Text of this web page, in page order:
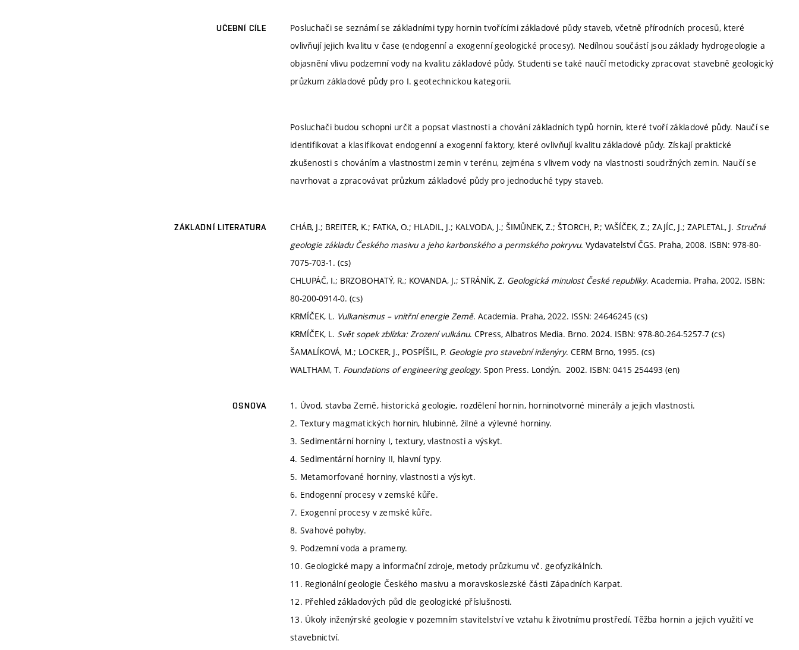
UČEBNÍ CÍLE
Posluchači se seznámí se základními typy hornin tvořícími základové půdy staveb, včetně přírodních procesů, které
ovlivňují jejich kvalitu v čase (endogenní a exogenní geologické procesy). Nedílnou součástí jsou základy hydrogeologie a
objasnění vlivu podzemní vody na kvalitu základové půdy. Studenti se také naučí metodicky zpracovat stavebně geologický
průzkum základové půdy pro I. geotechnickou kategorii.
Posluchači budou schopni určit a popsat vlastnosti a chování základních typů hornin, které tvoří základové půdy. Naučí se
identifikovat a klasifikovat endogenní a exogenní faktory, které ovlivňují kvalitu základové půdy. Získají praktické
zkušenosti s chováním a vlastnostmi zemin v terénu, zejména s vlivem vody na vlastnosti soudržných zemin. Naučí se
navrhovat a zpracovávat průzkum základové půdy pro jednoduché typy staveb.
ZÁKLADNÍ LITERATURA CHÁB, J.; BREITER, K.; FATKA, O.; HLADIL, J.; KALVODA, J.; ŠIMŮNEK, Z.; ŠTORCH, P.; VAŠÍČEK, Z.; ZAJÍC, J.; ZAPLETAL, J. Stručná
geologie základu Českého masivu a jeho karbonského a permského pokryvu. Vydavatelství ČGS. Praha, 2008. ISBN: 978-80-
7075-703-1. (cs)
CHLUPÁČ, I.; BRZOBOHATÝ, R.; KOVANDA, J.; STRÁNÍK, Z. Geologická minulost České republiky. Academia. Praha, 2002. ISBN:
80-200-0914-0. (cs)
KRMÍČEK, L. Vulkanismus – vnitřní energie Země. Academia. Praha, 2022. ISSN: 24646245 (cs)
KRMÍČEK, L. Svět sopek zblízka: Zrození vulkánu. CPress, Albatros Media. Brno. 2024. ISBN: 978-80-264-5257-7 (cs)
ŠAMALÍKOVÁ, M.; LOCKER, J., POSPÍŠIL, P. Geologie pro stavební inženýry. CERM Brno, 1995. (cs)
WALTHAM, T. Foundations of engineering geology. Spon Press. Londýn. 2002. ISBN: 0415 254493 (en)
OSNOVA
1. Úvod, stavba Země, historická geologie, rozdělení hornin, horninotvorné minerály a jejich vlastnosti.
2. Textury magmatických hornin, hlubinné, žilné a výlevné horniny.
3. Sedimentární horniny I, textury, vlastnosti a výskyt.
4. Sedimentární horniny II, hlavní typy.
5. Metamorfované horniny, vlastnosti a výskyt.
6. Endogenní procesy v zemské kůře.
7. Exogenní procesy v zemské kůře.
8. Svahové pohyby.
9. Podzemní voda a prameny.
10. Geologické mapy a informační zdroje, metody průzkumu vč. geofyzikálních.
11. Regionální geologie Českého masivu a moravskoslezské části Západních Karpat.
12. Přehled základových půd dle geologické příslušnosti.
13. Úkoly inženýrské geologie v pozemním stavitelství ve vztahu k životnímu prostředí. Těžba hornin a jejich využití ve
stavebnictví.